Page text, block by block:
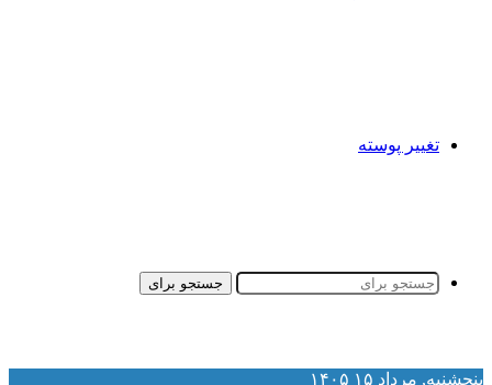
تغییر پوسته
جستجو برای
مرداد ۱۵ ۱۴۰۵